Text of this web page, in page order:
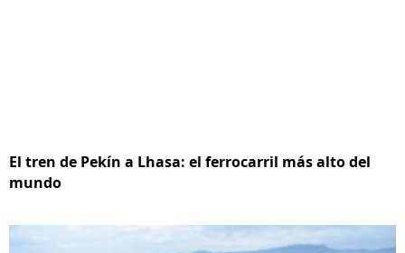
El tren de Pekín a Lhasa: el ferrocarril más alto del
mundo